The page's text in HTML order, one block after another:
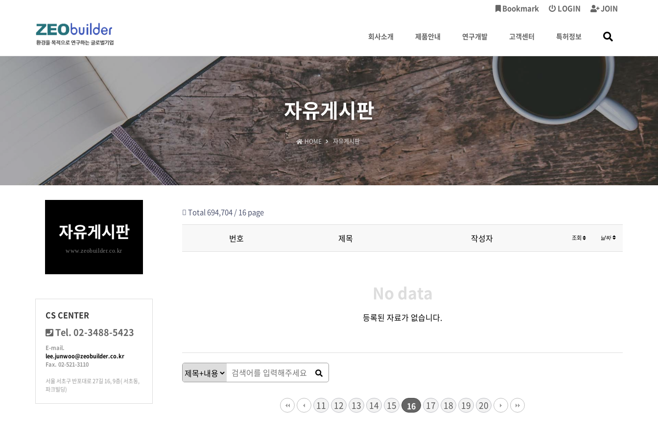
JOIN
LOGIN
Bookmark
회사소개 제품안내 연구개발
하위분류
고객센터
하위분류
특허정보
하위분류
자유게시판
HOME 자유게시판
Total 694,704 /16 page
번호 제목 작성자 조회 날짜
No data
등록된 자료가 없습니다.
처음이전 11 12 13 14 15 16 17 18 19 20
맨끝
자유게시판
www.zeobuilder.co.kr
CS CENTER
Tel. 02-3488-5423
E-mail.
lee.junwoo@zeobuilder.co.kr
Fax. 02-521-3110
서울 서초구 반포대로 27길 16, 9층( 서초동,
파크빌딩)